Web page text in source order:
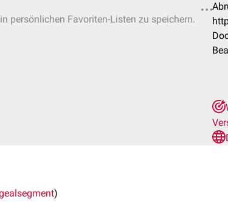
persönlichen Favoriten-Listen zu speichern.
)